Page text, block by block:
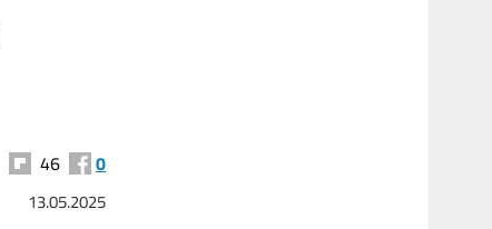
46 0
13.05.2025